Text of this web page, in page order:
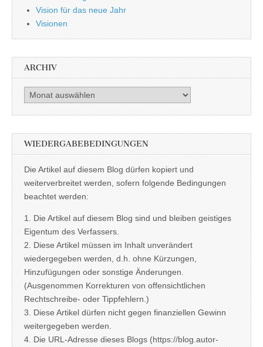
Vision für das neue Jahr
Visionen
ARCHIV
Archiv
WIEDERGABEBEDINGUNGEN
Die Artikel auf diesem Blog dürfen kopiert und
weiterverbreitet werden, sofern folgende Bedingungen
beachtet werden:
1. Die Artikel auf diesem Blog sind und bleiben geistiges
Eigentum des Verfassers.
2. Diese Artikel müssen im Inhalt unverändert
wiedergegeben werden, d.h. ohne Kürzungen,
Hinzufügungen oder sonstige Änderungen.
(Ausgenommen Korrekturen von offensichtlichen
Rechtschreibe- oder Tippfehlern.)
3. Diese Artikel dürfen nicht gegen finanziellen Gewinn
weitergegeben werden.
4. Die URL-Adresse dieses Blogs (https://blog.autor-